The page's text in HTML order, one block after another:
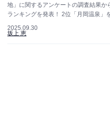
地」に関するアンケートの調査結果か
ランキングを発表！ 2位「月岡温泉」
2025.09.30
坂上 恵